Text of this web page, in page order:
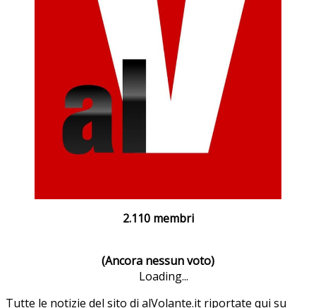
2.110 membri
(Ancora nessun voto)
Loading...
Tutte le notizie del sito di alVolante.it riportate qui su